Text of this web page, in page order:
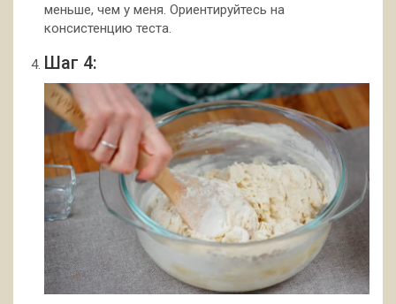
меньше, чем у меня. Ориентируйтесь на
консистенцию теста.
Шаг 4: